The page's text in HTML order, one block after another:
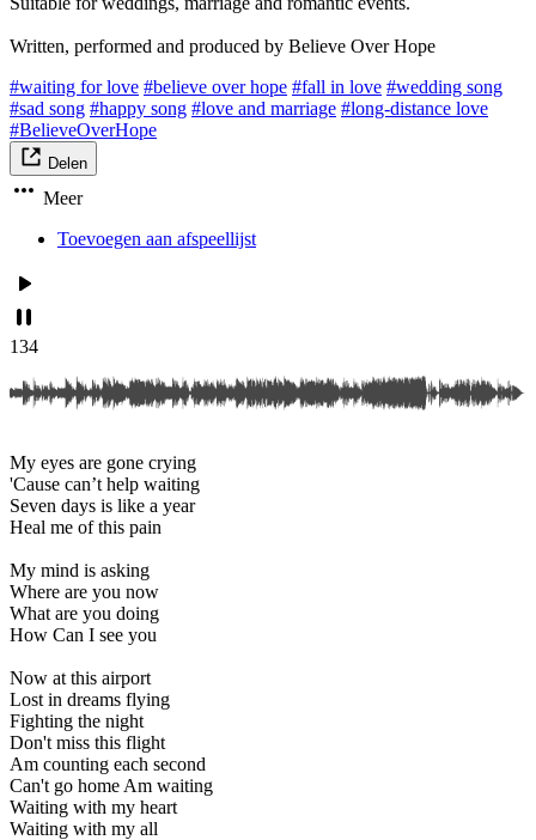
Written, performed and produced by Believe Over Hope
#waiting for love #believe over hope #fall in love #wedding song
#sad song #happy song #love and marriage #long-distance love
#BelieveOverHope
Delen
Meer
Toevoegen aan afspeellijst
134
My eyes are gone crying
'Cause can’t help waiting
Seven days is like a year
Heal me of this pain
My mind is asking
Where are you now
What are you doing
How Can I see you
Now at this airport
Lost in dreams flying
Fighting the night
Don't miss this flight
Am counting each second
Can't go home Am waiting
Waiting with my heart
Waiting with my all